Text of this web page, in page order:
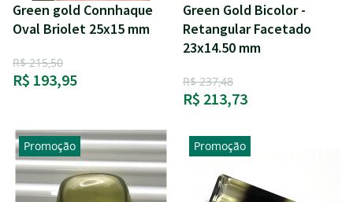
Green gold Connhaque
Oval Briolet 25x15 mm
R$ 215,50
R$ 193,95
Green Gold Bicolor -
Retangular Facetado
23x14.50 mm
R$ 237,48
R$ 213,73
Promoção Promoção